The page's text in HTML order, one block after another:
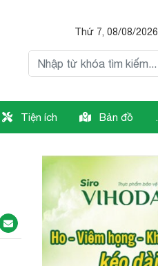
Thứ 7, 08/08/2026
Tiện ích Bản đồ .